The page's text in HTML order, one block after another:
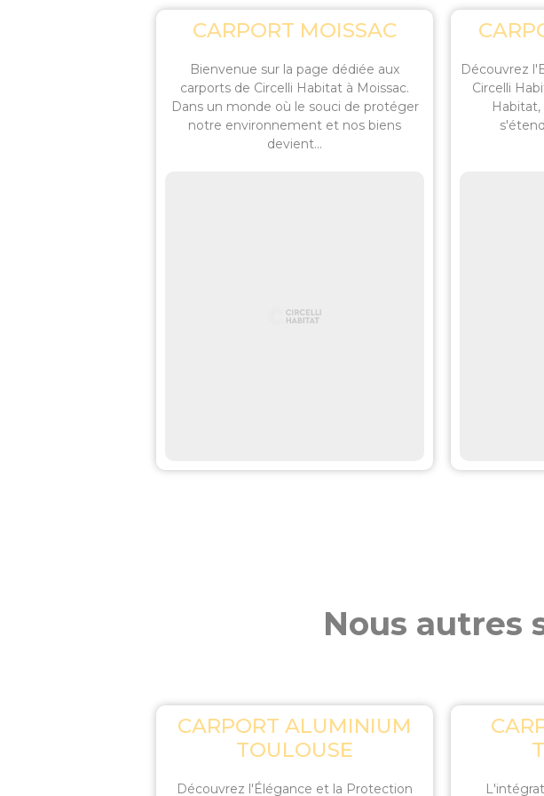
CARPORT MOISSAC
Bienvenue sur la page dédiée aux
carports de Circelli Habitat à Moissac.
Dans un monde où le souci de protéger
notre environnement et nos biens
devient...
Découvrez
Circelli
Nous autres
CARPORT ALUMINIUM
TOULOUSE
Découvrez l'Élégance et la Protection